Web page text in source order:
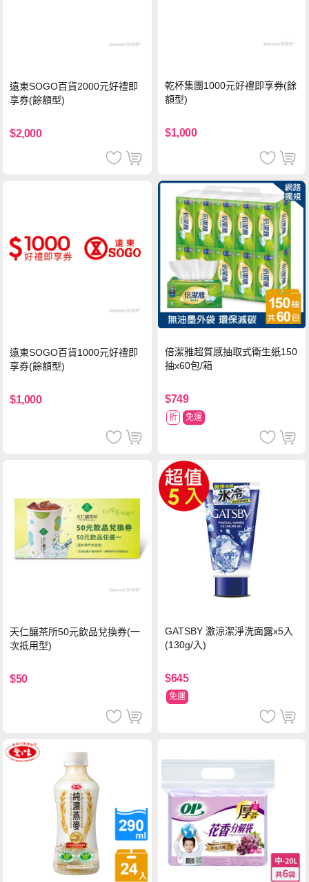
遠東SOGO百貨2000元好禮即
享券(餘額型)
$2,000
乾杯集團1000元好禮即享券(餘
額型)
$1,000
遠東SOGO百貨1000元好禮即
享券(餘額型)
$1,000
倍潔雅超質感抽取式衛生紙150
抽x60包/箱
$749
折 免運
天仁釀茶所50元飲品兌換券(一
次抵用型)
$50
GATSBY 激涼潔淨洗面露x5入
(130g/入)
$645
免運